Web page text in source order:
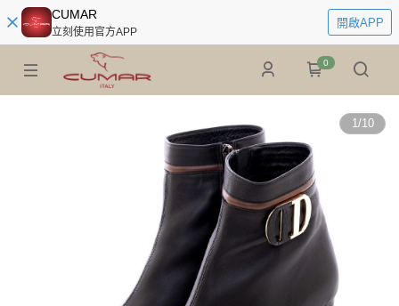
CUMAR
立刻使用官方APP
開啟APP
0
1/10